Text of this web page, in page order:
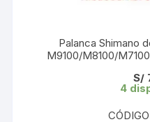
Palanca Shimano
M9100/M8100/
S/
4